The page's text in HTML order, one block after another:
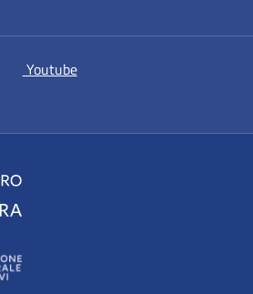
in una nuova scheda
Youtubesi apre in una nuova scheda
in una nuova scheda